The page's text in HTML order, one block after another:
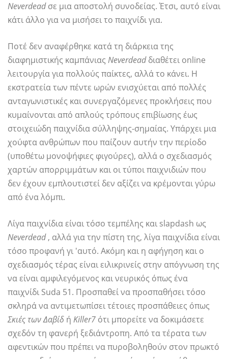
Neverdeadσε μια αποστολή συνοδείας. Έτσι, αυτό είναι
κάτι άλλο για να μισήσει το παιχνίδι για.
Ποτέ δεν αναφέρθηκε κατά τη διάρκεια της
διαφημιστικής καμπάνιας Neverdeadδιαθέτει online
λειτουργία για πολλούς παίκτες, αλλά το κάνει. Η
εκστρατεία των πέντε ωρών ενισχύεται από πολλές
ανταγωνιστικές και συνεργαζόμενες προκλήσεις που
κυμαίνονται από απλούς τρόπους επιβίωσης έως
στοιχειώδη παιχνίδια σύλληψης-σημαίας. Υπάρχει μια
χούφτα ανθρώπων που παίζουν αυτήν την περίοδο
(υποθέτω μονοψήφιες φιγούρες), αλλά ο σχεδιασμός
χαρτών απορριμμάτων και οι τύποι παιχνιδιών που
δεν έχουν εμπλουτιστεί δεν αξίζει να κρέμονται γύρω
από ένα λόμπι.
Λίγα παιχνίδια είναι τόσο τεμπέλης και slapdash ως
Neverdead, αλλά για την πίστη της, λίγα παιχνίδια είναι
τόσο προφανή γι 'αυτό. Ακόμη και η αφήγηση και ο
σχεδιασμός τέρας είναι ειλικρινείς στην απόγνωση της
να είναι αμφιλεγόμενος και νευρικός όπως ένα
παιχνίδι Suda 51. Προσπαθεί να προσπαθήσει τόσο
σκληρά να αντιμετωπίσει τέτοιες προσπάθειες όπως
Σκιές των Δαβίδ ή Killer7 ότι μπορείτε να δοκιμάσετε
σχεδόν τη φανερή ξεδιάντροπη. Από τα τέρατα των
αφεντικών που πρέπει να πυροβοληθούν στον πρωκτό